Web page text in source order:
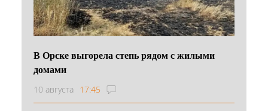
В Орске выгорела степь рядом с жилыми
домами
10 августа 17:45